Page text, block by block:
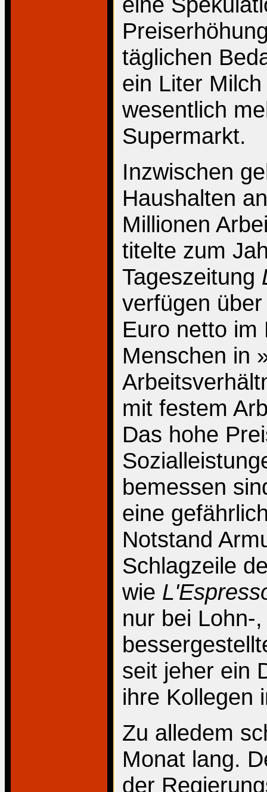
täglichen
ein Liter
wesentlich
Supermarkt.
Inzwischen
Haushalten
Millionen
titelte zum
Tageszeitung
verfügen
Euro netto im
Menschen in
mit festem
Das hohe
bemessen
eine
Notstand
Schlagzeile
wie
nur bei Lohn-
seit jeher ein
ihre Kollegen
Zu alledem
Monat lang.
der